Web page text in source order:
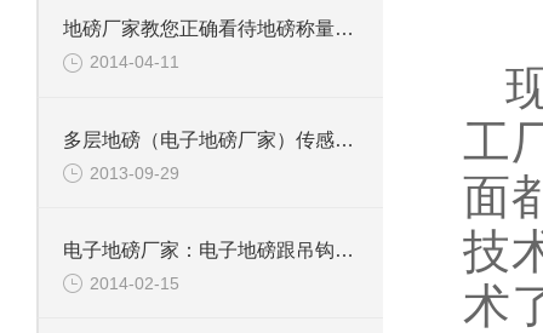
地磅厂家教您正确看待地磅称量准确度
2014-04-11
多层地磅（电子地磅厂家）传感器中高频信号的回流途径
2013-09-29
电子地磅厂家：电子地磅跟吊钩秤性能之间的区别？
2014-02-15
工
面
技
术